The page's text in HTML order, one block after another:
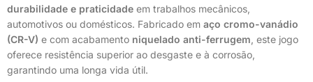
durabilidade e praticidade em trabalhos mecânicos,
automotivos ou domésticos. Fabricado em aço cromo-vanádio
(CR-V) e com acabamento niquelado anti-ferrugem , este jogo
oferece resistência superior ao desgaste e à corrosão,
garantindo uma longa vida útil.